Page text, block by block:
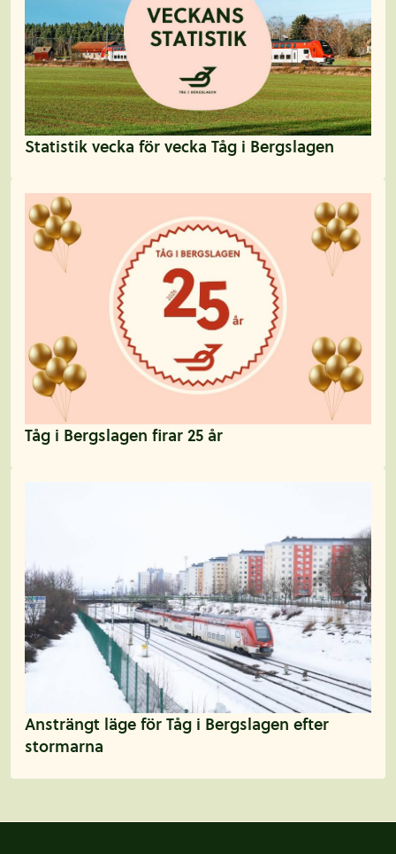
Statistik vecka för vecka Tåg i Bergslagen
Tåg i Bergslagen firar 25 år
Ansträngt läge för Tåg i Bergslagen efter
stormarna